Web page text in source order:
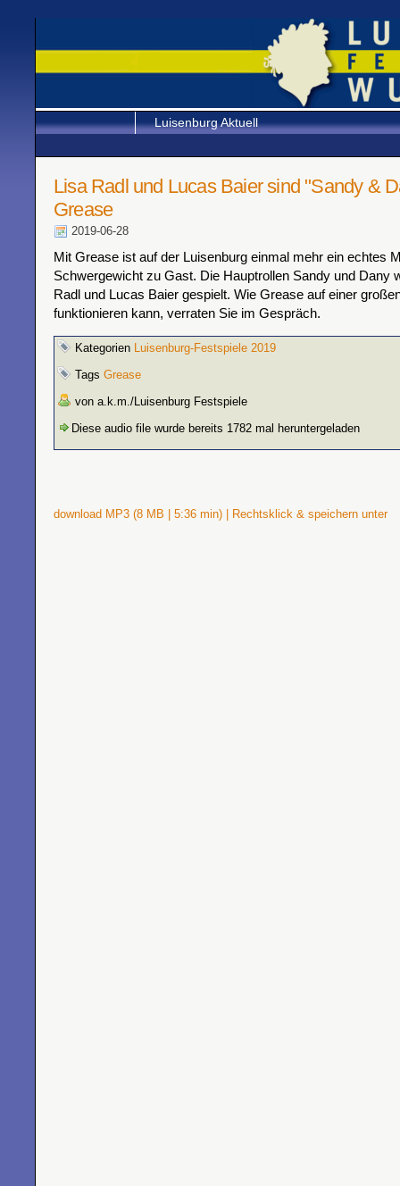
Luisenburg Aktuell
Lisa Radl und Lucas Baier sind "Sandy &
Grease
2019-06-28
Mit Grease ist auf der Luisenburg einmal mehr ein echtes
Schwergewicht zu Gast. Die Hauptrollen Sandy und Dany
Radl und Lucas Baier gespielt. Wie Grease auf einer
funktionieren kann, verraten Sie im Gespräch.
Kategorien Luisenburg-Festspiele 2019
Tags Grease
von a.k.m./Luisenburg Festspiele
Diese audio file wurde bereits 1782 mal heruntergeladen
download MP3 (8 MB | 5:36 min) | Rechtsklick & speichern unter